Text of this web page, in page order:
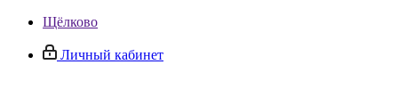
Щёлково
Личный кабинет